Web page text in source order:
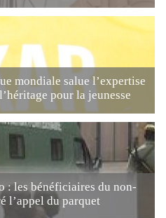
mondiale salue l’expertise
pour la jeunesse
: les bénéficiaires du non-
l’appel du parquet